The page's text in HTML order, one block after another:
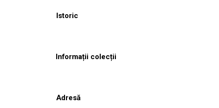
Istoric
Informații colecții
Adresă